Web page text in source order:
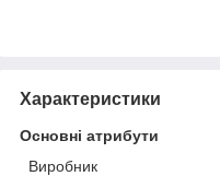
Характеристики
Основні атрибути
Виробник